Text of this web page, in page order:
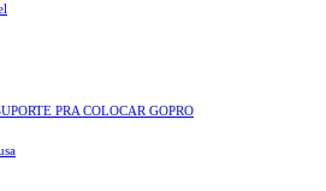
PRA COLOCAR GOPRO